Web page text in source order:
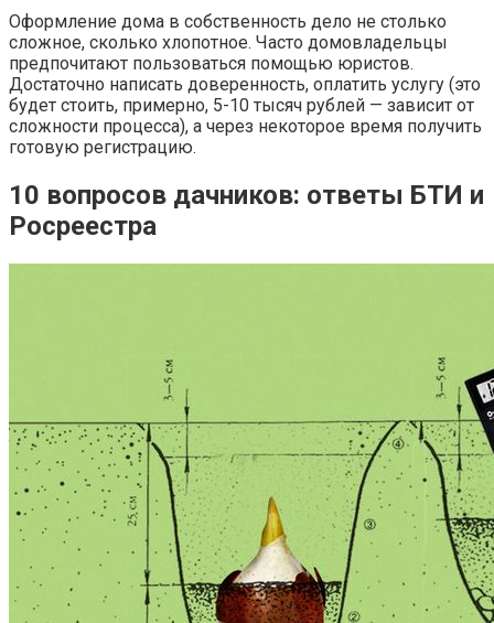
Оформление дома в собственность дело не столько
сложное, сколько хлопотное. Часто домовладельцы
предпочитают пользоваться помощью юристов.
Достаточно написать доверенность, оплатить услугу (это
будет стоить, примерно, 5-10 тысяч рублей — зависит от
сложности процесса), а через некоторое время получить
готовую регистрацию.
10 вопросов дачников: ответы БТИ и
Росреестра